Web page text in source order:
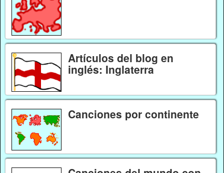
Artículos del blog en
inglés: Inglaterra
Canciones por continente